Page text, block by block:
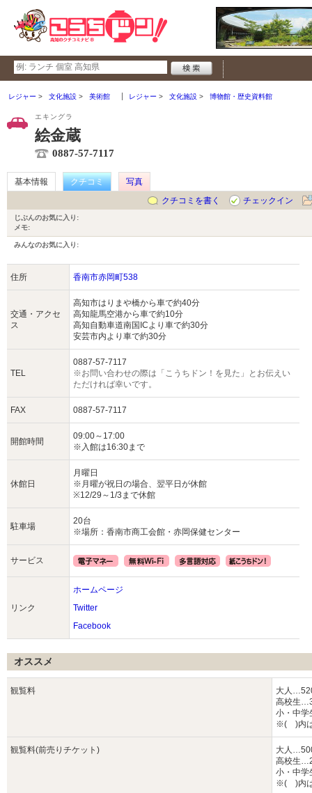
レジャー 文化施設 美術館 レジャー 文化施設 博物館・歴史資料館
エキングラ
絵金蔵
0887-57-7117
基本情報 クチコミ
写真
クチコミを書く
チェックイン
じぶんのお気に入り:
メモ:
みんなのお気に入り:
住所 香南市赤岡町538
交通・アクセ
ス
高知市はりまや橋から車で約40分
高知龍馬空港から車で約10分
高知自動車道南国ICより車で約30分
安芸市内より車で約30分
TEL
0887-57-7117
※お問い合わせの際は「こうちドン！を見た」とお伝えい
ただければ幸いです。
FAX 0887-57-7117
開館時間
09:00～17:00
※入館は16:30まで
休館日
月曜日
※月曜が祝日の場合、翌平日が休館
※12/29～1/3まで休館
駐車場
20台
※場所：香南市商工会館・赤岡保健センター
サービス
リンク
ホームページ
Twitter
Facebook
オススメ
観覧料
大人
高校生
小・中
※( )内は
観覧料(前売りチケット)
大人
高校生
小・中
※( )内は